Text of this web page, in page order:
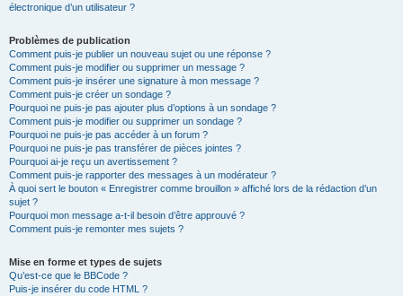
électronique d’un utilisateur ?
Problèmes de publication
Comment puis-je publier un nouveau sujet ou une réponse ?
Comment puis-je modifier ou supprimer un message ?
Comment puis-je insérer une signature à mon message ?
Comment puis-je créer un sondage ?
Pourquoi ne puis-je pas ajouter plus d’options à un sondage ?
Comment puis-je modifier ou supprimer un sondage ?
Pourquoi ne puis-je pas accéder à un forum ?
Pourquoi ne puis-je pas transférer de pièces jointes ?
Pourquoi ai-je reçu un avertissement ?
Comment puis-je rapporter des messages à un modérateur ?
À quoi sert le bouton « Enregistrer comme brouillon » affiché lors de la rédaction d’un
sujet ?
Pourquoi mon message a-t-il besoin d’être approuvé ?
Comment puis-je remonter mes sujets ?
Mise en forme et types de sujets
Qu’est-ce que le BBCode ?
Puis-je insérer du code HTML ?